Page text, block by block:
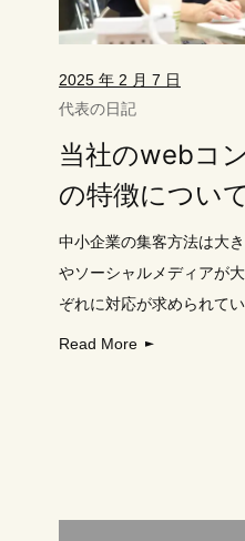
2025 年 2 月 7 日
代表の日記
当社のwebコ
の特徴について
中小企業の集客方法は大
やソーシャルメディアが
ぞれに対応が求められて
Read More